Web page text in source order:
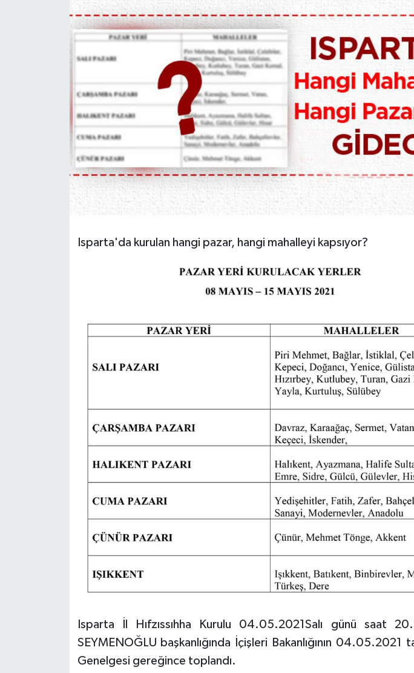
Isparta'da kurulan hangi pazar, hangi mahalleyi kapsıyor?
Isparta İl Hıfzıssıhha Kurulu 04.05.2021Salı günü saat
SEYMENOĞLU başkanlığında İçişleri Bakanlığının 04.05.2021
Genelgesi gereğince toplandı.
HABERDE İNSAN
KÜLTÜR SANAT
MAGAZİN
POLİTİKA
RESMİ İLANLAR